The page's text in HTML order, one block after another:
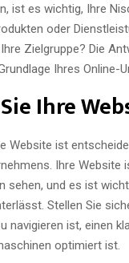
ist es wichtig, Ihre
oder
Zielgruppe? Die
Ihres Online-
Ihre
Website ist
Ihre Website
sehen, und es ist
Stellen Sie
navigieren ist, einen
optimiert ist.